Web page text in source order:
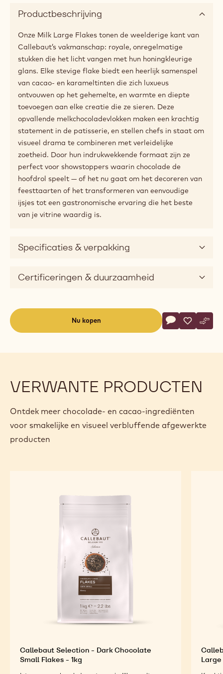
Productbeschrijving
Onze Milk Large Flakes tonen de weelderige kant van
Callebaut’s vakmanschap: royale, onregelmatige
stukken die het licht vangen met hun honingkleurige
glans. Elke stevige flake biedt een heerlijk samenspel
van cacao- en karameltinten die zich luxueus
ontvouwen op het gehemelte, en warmte en diepte
toevoegen aan elke creatie die ze sieren. Deze
opvallende melkchocoladevlokken maken een krachtig
statement in de patisserie, en stellen chefs in staat om
visueel drama te combineren met verleidelijke
zoetheid. Door hun indrukwekkende formaat zijn ze
perfect voor showstoppers waarin chocolade de
hoofdrol speelt — of het nu gaat om het decoreren van
feesttaarten of het transformeren van eenvoudige
ijsjes tot een gastronomische ervaring die het beste
van je vitrine waardig is.
Specificaties & verpakking
Certificeringen & duurzaamheid
Nu kopen
Actions
Schrijf een
- Callebaut
Opslaan
- -
VERWANTE PRODUCTEN
Ontdek meer chocolade- en cacao-ingrediënten
voor smakelijke en visueel verbluffende afgewerkte
producten
Callebaut Selection - Dark Chocolate
Small Flakes - 1kg